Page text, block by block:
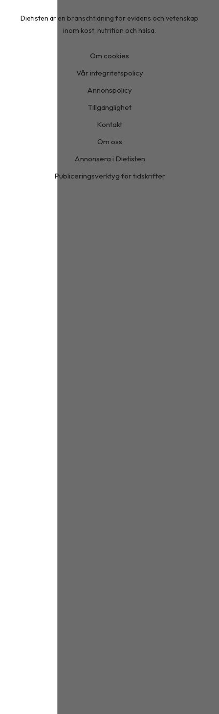
Dietisten är en branschtidning för evidens och vetenskap
inom kost, nutrition och hälsa.
Om cookies
Vår integritetspolicy
Annonspolicy
Tillgänglighet
Kontakt
Om oss
Annonsera i Dietisten
Publiceringsverktyg för tidskrifter